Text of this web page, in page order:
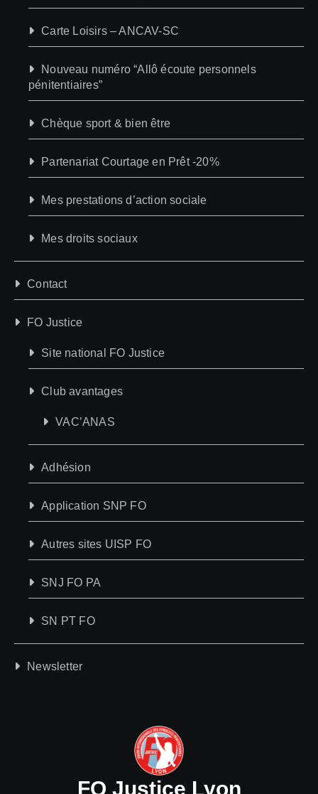
Carte Loisirs – ANCAV-SC
Nouveau numéro “Allô écoute personnels
pénitentiaires”
Chèque sport & bien être
Partenariat Courtage en Prêt -20%
Mes prestations d’action sociale
Mes droits sociaux
Contact
FO Justice
Site national FO Justice
Club avantages
VAC’ANAS
Adhésion
Application SNP FO
Autres sites UISP FO
SNJ FO PA
SN PT FO
Newsletter
FO Justice Lyon